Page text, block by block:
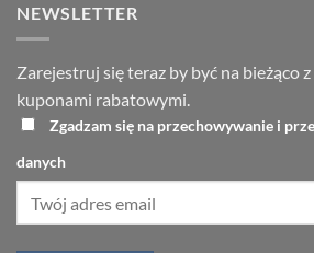
NEWSLETTER
Zarejestruj się teraz by być na bieżąco
kuponami rabatowymi.
Zgadzam się na przechowywanie i
danych